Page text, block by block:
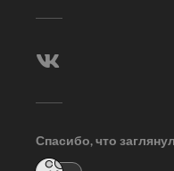
Спасибо, что